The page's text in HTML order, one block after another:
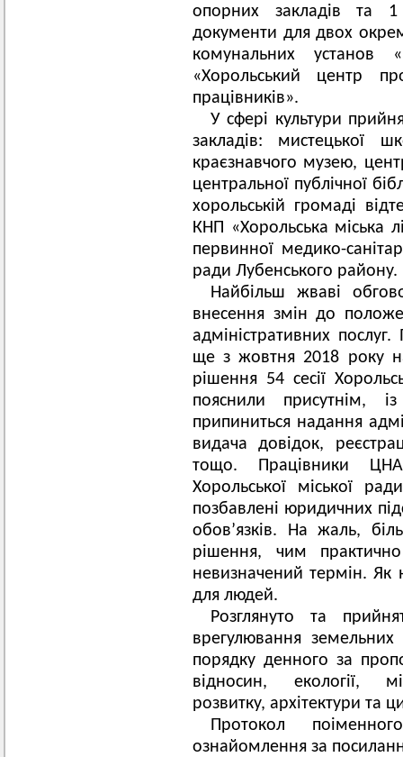
опорних закладів та 1
документи для двох
комунальних установ
«Хорольський центр
працівників».
У сфері культури
закладів: мистецької
краєзнавчого музею,
центральної публічної
хорольській громаді
КНП «Хорольська міська
первинної медико-
ради Лубенського району.
Найбільш жваві
внесення змін до
адміністративних
ще з жовтня 2018 року на
рішення 54 сесії
пояснили присутнім,
припиниться надання
видача довідок,
тощо. Працівники
Хорольської міської
позбавлені юридичних
обов’язків. На жаль,
рішення, чим
невизначений термін. Як
для людей.
Розглянуто та
врегулювання
порядку денного за
відносин, екології,
розвитку, архітектури та
Протокол
ознайомлення за